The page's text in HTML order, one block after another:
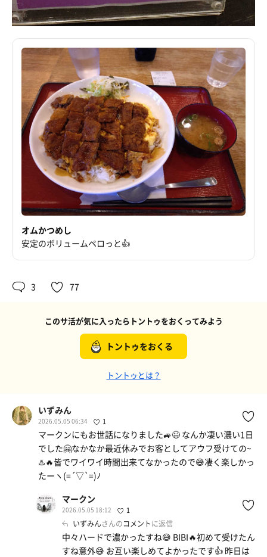
オムかつめし
安定のボリュームペロっと👍
3 77
このサ活が気に入ったらトントゥをおくってみよう
トントゥをおくる
トントゥとは？
いずみん
2026.05.05 06:34 1
マークンにもお世話になりました🚙😉 なんか凄い濃い1日
でした🤗なかなか最近休みでお客としてアウフ受けての~
♨️🔥皆でワイワイ時間出来てなかったので😅凄く楽しかっ
たーヽ(=´▽`=)ﾉ
マークン
2026.05.05 18:12 1
いずみんさんのコメントに返信
中々ハードで濃かったすね😅 BIBI🔥初めて受けたん
すね意外😅 お互い楽しめてよかったです👍 昨日は